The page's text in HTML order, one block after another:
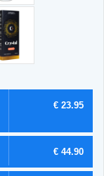
€ 23.95
€ 44.90